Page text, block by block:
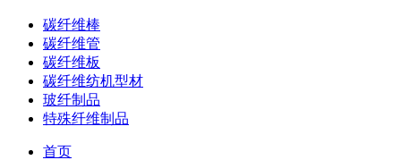
碳纤维棒
碳纤维管
碳纤维板
碳纤维纺机型材
玻纤制品
特殊纤维制品
首页